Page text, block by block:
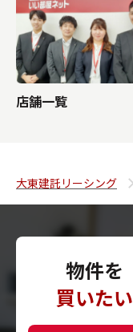
店舗一覧
大東建託リーシング
物件を
買いたい